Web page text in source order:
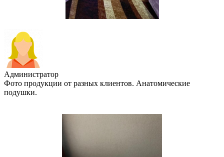
Администратор
Фото продукции от разных клиентов. Анатомические
подушки.